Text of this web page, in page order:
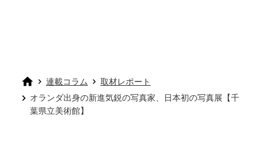
連載コラム
取材レポート
オランダ出身の新進気鋭の写真家、日本初の写真展【千
葉県立美術館】